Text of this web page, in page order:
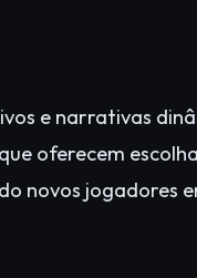
e narrativas
oferecem
novos jogadores